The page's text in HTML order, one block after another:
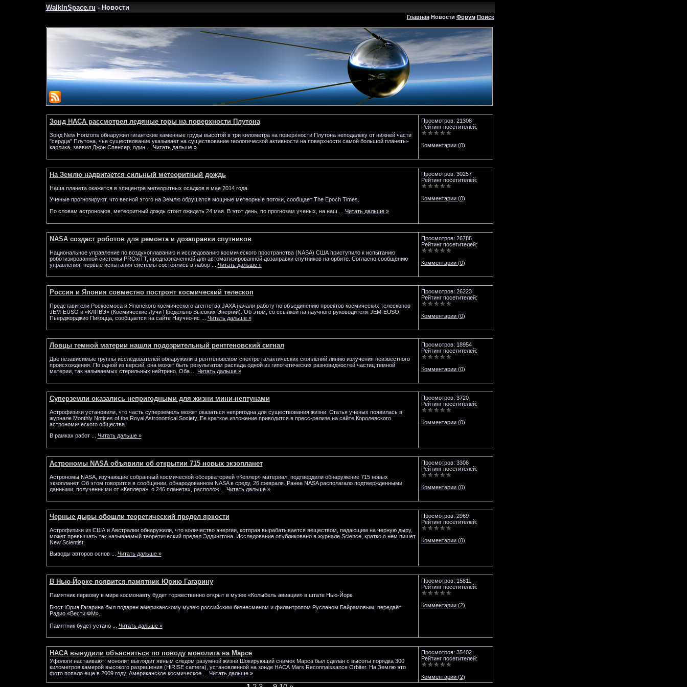
WalkInSpace.ru- Новости
ГлавнаяНовости Форум Поиск
Зонд НАСА рассмотрел ледяные горы на поверхности Плутона
Зонд New Horizons обнаружил гигантские каменные груды высотой в три километра на поверхности Плутона неподалеку от нижней части
"сердца" Плутона, чье существование указывает на существование геологической активности на поверхности самой большой планеты-
карлика, заявил Джон Спенсер, один
Читать дальше »
Просмотров: 21308
Рейтинг посетителей:
Комментарии (0)
На Землю надвигается сильный метеоритный дождь
Наша планета окажется в эпицентре метеоритных осадков в мае 2014 года.
Ученые прогнозируют, что весной этого на Землю обрушатся мощные метеорные потоки, сообщает The Epoch Times.
По словам астрономов, метеоритный дождь стоит ожидать 24 мая. В этот день, по прогнозам ученых, на наш
Читать дальше »
Просмотров: 30257
Рейтинг посетителей:
Комментарии (0)
NASA создаст роботов для ремонта и дозаправки спутников
Национальное управление по воздухоплаванию и исследованию космического пространства (NASA) США приступило к испытанию
роботизированной системы PROxiTT, предназначенной для автоматизированной дозаправки спутников на орбите. Согласно сообщению
управления, первые испытания системы состоялись в лабор
Читать дальше »
Просмотров: 26786
Рейтинг посетителей:
Комментарии (0)
Россия и Япония совместно построят космический телескоп
Представители Роскосмоса и Японского космического агентства JAXA начали работу по объединению проектов космических телескопов
JEM-EUSO и «КЛПВЭ» (Космические Лучи Предельно Высоких Энергий). Об этом, со ссылкой на научного руководителя JEM-EUSO,
Пьерджорджио Пикоцца, сообщается на сайте Научно-ис
Читать дальше »
Просмотров: 26223
Рейтинг посетителей:
Комментарии (0)
Ловцы темной материи нашли подозрительный рентгеновский сигнал
Две независимые группы исследователей обнаружили в рентгеновском спектре галактических скоплений линию излучения неизвестного
происхождения. По одной из версий, она может быть результатом распада одной из гипотетических разновидностей частиц темной
материи, так называемых стерильных нейтрино. Оба
Читать дальше »
Просмотров: 18954
Рейтинг посетителей:
Комментарии (0)
Суперземли оказались непригодными для жизни мини-нептунами
Астрофизики установили, что часть суперземель может оказаться непригодна для существования жизни. Статья ученых появилась в
журнале Monthly Notices of the Royal Astronomical Society. Ее краткое изложение приводится в пресс-релизе на сайте Королевского
астрономического общества.
В рамках работ
Читать дальше »
Просмотров: 3720
Рейтинг посетителей:
Комментарии (0)
Астрономы NASA объявили об открытии 715 новых экзопланет
Астрономы NASA, изучающие собранный космической обсерваторией «Кеплер» материал, подтвердили обнаружение 715 новых
экзопланет. Об этом говорится в сообщении, обнародованном NASA в среду, 26 февраля. Ранее NASA располагало подтвержденными
данными, полученными от «Кеплера», о 246 планетах, располож
Читать дальше »
Просмотров: 3308
Рейтинг посетителей:
Комментарии (0)
Черные дыры обошли теоретический предел яркости
Астрофизики из США и Австралии обнаружили, что количество энергии, которая вырабатывается веществом, падающим на черную дыру,
может превышать так называемый теоретический предел Эддингтона. Исследование опубликовано в журнале Science, кратко о нем пишет
New Scientist.
Выводы авторов основ
Читать дальше »
Просмотров: 2969
Рейтинг посетителей:
Комментарии (0)
В Нью-Йорке появится памятник Юрию Гагарину
Памятник первому в мире космонавту будет торжественно открыт в музее «Колыбель авиации» в штате Нью-Йорк.
Бюст Юрия Гагарина был подарен американскому музею российским бизнесменом и филантропом Русланом Байрамовым, передаёт
Радио «Вести ФМ».
Памятник будет устано
Читать дальше »
Просмотров: 15811
Рейтинг посетителей:
Комментарии (2)
НАСА вынудили объясниться по поводу монолита на Марсе
Уфологи настаивают: монолит выглядит явным следом разумной жизни.Шокирующий снимок Марса был сделан с высоты порядка 300
километров камерой высокого разрешения (HiRISE camera), установленной на зонде НАСА Mars Reconnaissance Orbiter. На Землю это
фото попало еще в 2009 году. Американское космическое
Читать дальше »
Просмотров: 35402
Рейтинг посетителей:
Комментарии (2)